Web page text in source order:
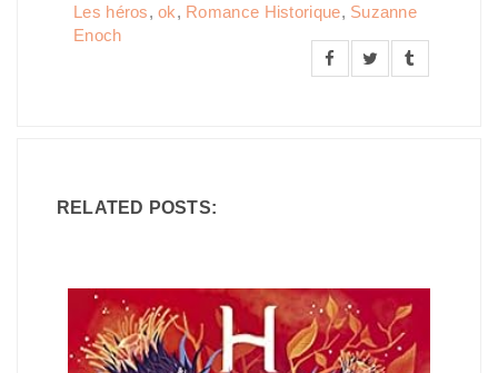
Les héros,ok, Romance Historique, Suzanne
Enoch
RELATED POSTS: